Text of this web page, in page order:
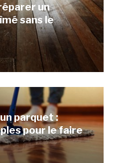
un
sans le
parquet :
pour le faire